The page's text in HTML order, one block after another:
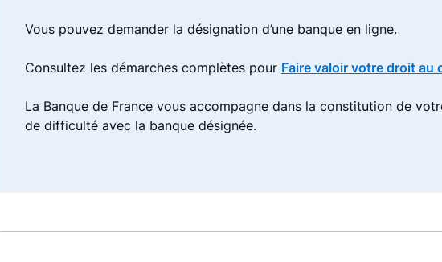
Vous pouvez demander la désignation d’une banque en ligne.
Consultez les démarches complètes pour Faire valoir votre droit au
La Banque de France vous accompagne dans la constitution de
de difficulté avec la banque désignée.